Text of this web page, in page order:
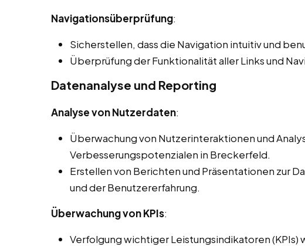
Navigationsüberprüfung:
Sicherstellen, dass die Navigation intuitiv und
Überprüfung der Funktionalität aller Links und
Datenanalyse und Reporting
Analyse von Nutzerdaten:
Überwachung von Nutzerinteraktionen und
Verbesserungspotenzialen in Breckerfeld.
Erstellen von Berichten und Präsentationen zur
und der Benutzererfahrung.
Überwachung von KPIs:
Verfolgung wichtiger Leistungsindikatoren (KPIs)